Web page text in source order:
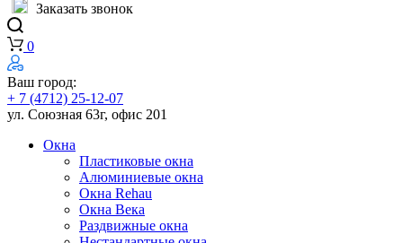
Заказать звонок
0
Ваш город:
+ 7 (4712) 25-12-07
ул. Союзная 63г, офис 201
Окна
Пластиковые окна
Алюминиевые окна
Окна Rehau
Окна Века
Раздвижные окна